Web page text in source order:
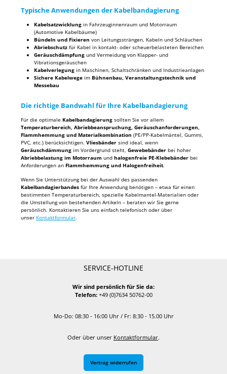
Typische Anwendungen der Kabelbandagierung
Kabelsatzwicklungin Fahrzeuginnenraum und Motorraum
(Automotive Kabelbäume)
Bündeln und Fixieren von Leitungssträngen, Kabeln und Schläuchen
Abriebschutzfür Kabel in kontakt- oder scheuerbelasteten Bereichen
Geräuschdämpfungund Vermeidung von Klapper- und
Vibrationsgeräuschen
Kabelverlegungin Maschinen, Schaltschränken und Industrieanlagen
Sichere Kabelwegeim Bühnenbau, Veranstaltungstechnik und
Messebau
Die richtige Bandwahl für Ihre Kabelbandagierung
Für die optimale Kabelbandagierung sollten Sie vor allem
Temperaturbereich, Abriebbeanspruchung, Geräuschanforderungen,
Flammhemmung und Materialkombination (PE/PP-Kabelmäntel, Gummi,
PVC, etc.) berücksichtigen. Vliesbänder sind ideal, wenn
Geräuschdämmung im Vordergrund steht, Gewebebänder bei hoher
Abriebbelastung im Motorraum und halogenfreie PE-Klebebänder bei
Anforderungen an Flammhemmung und Halogenfreiheit.
Wenn Sie Unterstützung bei der Auswahl des passenden
Kabelbandagierbandes für Ihre Anwendung benötigen – etwa für einen
bestimmten Temperaturbereich, spezielle Kabelmantel-Materialien oder
die Umstellung von bestehenden Artikeln – beraten wir Sie gerne
persönlich. Kontaktieren Sie uns einfach telefonisch oder über
unser Kontaktformular.
SERVICE-HOTLINE
Wir sind persönlich für Sie da:
Telefon:+49 (0)7634 50762-00
Mo-Do: 08:30 - 16:00 Uhr / Fr: 8:30 - 15.00 Uhr
Oder über unser Kontaktformular.
Vertrag widerrufen